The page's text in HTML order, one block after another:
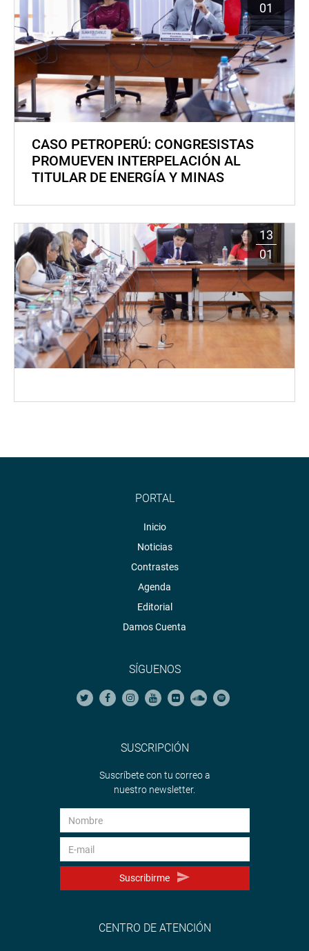
01
CASO PETROPERÚ: CONGRESISTAS
PROMUEVEN INTERPELACIÓN AL
TITULAR DE ENERGÍA Y MINAS
13
01
PORTAL
Inicio
Noticias
Contrastes
Agenda
Editorial
Damos Cuenta
SÍGUENOS
SUSCRIPCIÓN
Suscríbete con tu correo a
nuestro newsletter.
Suscribirme
CENTRO DE ATENCIÓN